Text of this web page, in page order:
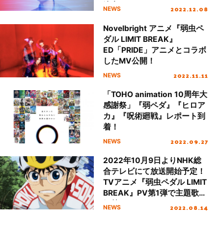
決定！
NEWS 2022.12.08
Novelbright アニメ『弱虫ペ
ダル LIMIT BREAK』
ED「PRIDE」アニメとコラボ
したMV公開！
NEWS 2022.11.11
「TOHO animation 10周年大
感謝祭」『弱ペダ』『ヒロア
カ』『呪術廻戦』レポート到
着！
NEWS 2022.09.27
2022年10月9日よりNHK総
合テレビにて放送開始予定！
TVアニメ『弱虫ペダル LIMIT
BREAK』PV第1弾で主題歌も
解禁！
NEWS 2022.08.14